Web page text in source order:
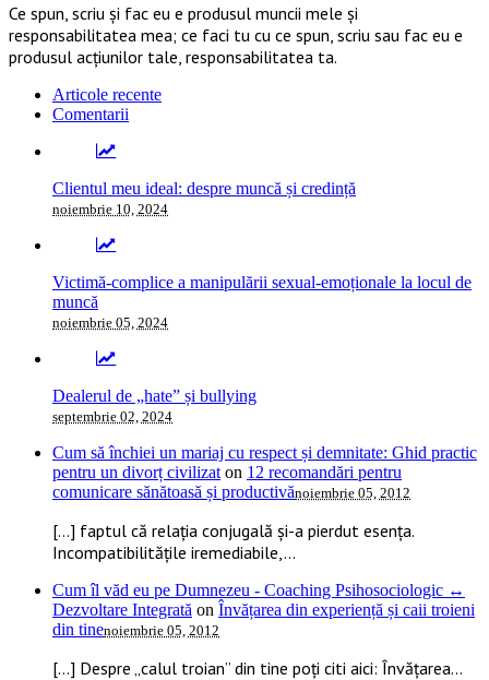
Ce spun, scriu și fac eu e produsul muncii mele și
responsabilitatea mea; ce faci tu cu ce spun, scriu sau fac eu e
produsul acțiunilor tale, responsabilitatea ta.
Articole recente
Comentarii
Clientul meu ideal: despre muncă și credință
noiembrie 10, 2024
Victimă-complice a manipulării sexual-emoționale la locul de
muncă
noiembrie 05, 2024
Dealerul de „hate” și bullying
septembrie 02, 2024
Cum să închiei un mariaj cu respect și demnitate: Ghid practic
pentru un divorț civilizat on 12 recomandări pentru
comunicare sănătoasă și productivănoiembrie 05, 2012
[…] faptul că relația conjugală și-a pierdut esența.
Incompatibilitățile iremediabile,...
Cum îl văd eu pe Dumnezeu - Coaching Psihosociologic ↔
Dezvoltare Integrată on Învățarea din experiență și caii troieni
din tinenoiembrie 05, 2012
[…] Despre „calul troian” din tine poți citi aici: Învățarea...